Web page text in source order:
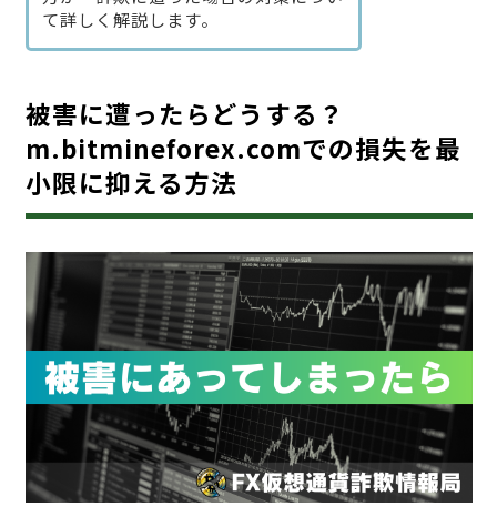
て詳しく解説します。
被害に遭ったらどうする？
m.bitmineforex.comでの損失を最
小限に抑える方法